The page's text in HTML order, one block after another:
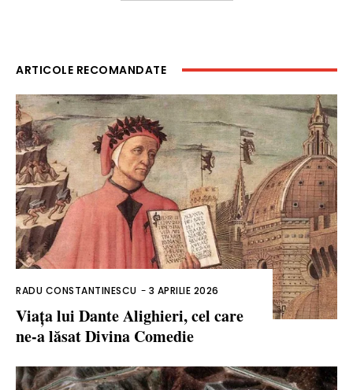
ARTICOLE RECOMANDATE
RADU CONSTANTINESCU - 3 APRILIE 2026
Viața lui Dante Alighieri, cel care
ne-a lăsat Divina Comedie